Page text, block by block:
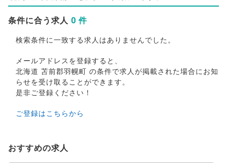
条件に合う求人 0 件
検索条件に一致する求人はありませんでした。
メールアドレスを登録すると、
北海道 苫前郡羽幌町 の条件で求人が掲載された場合にお知
らせを受け取ることができます。
是非ご登録ください！
ご登録はこちらから
おすすめの求人